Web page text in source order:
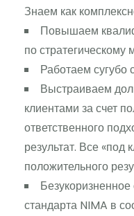
Знаем как
Повышаем
по
Работаем
Выстраиваем
клиентами за счет
ответственного
результат. Все «под
положительного
стандарта NIMA в